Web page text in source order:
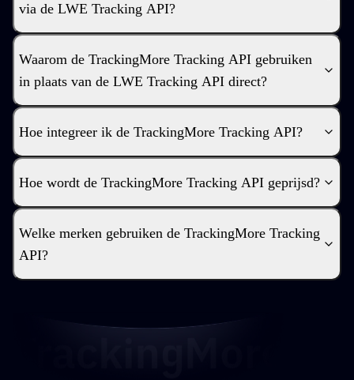
via de LWE Tracking API?
Waarom de TrackingMore Tracking API gebruiken
in plaats van de LWE Tracking API direct?
Hoe integreer ik de TrackingMore Tracking API?
Hoe wordt de TrackingMore Tracking API geprijsd?
Welke merken gebruiken de TrackingMore Tracking
API?